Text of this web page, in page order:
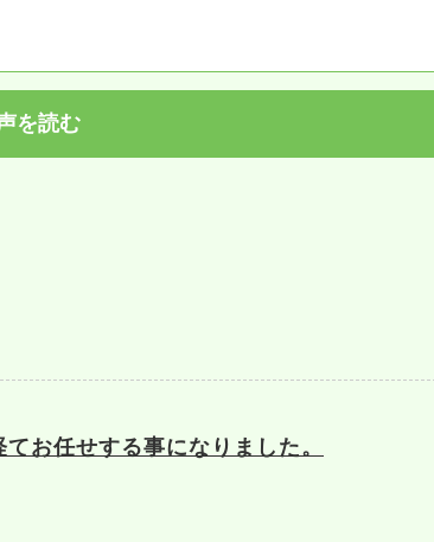
を読む
お任せする事になりました。